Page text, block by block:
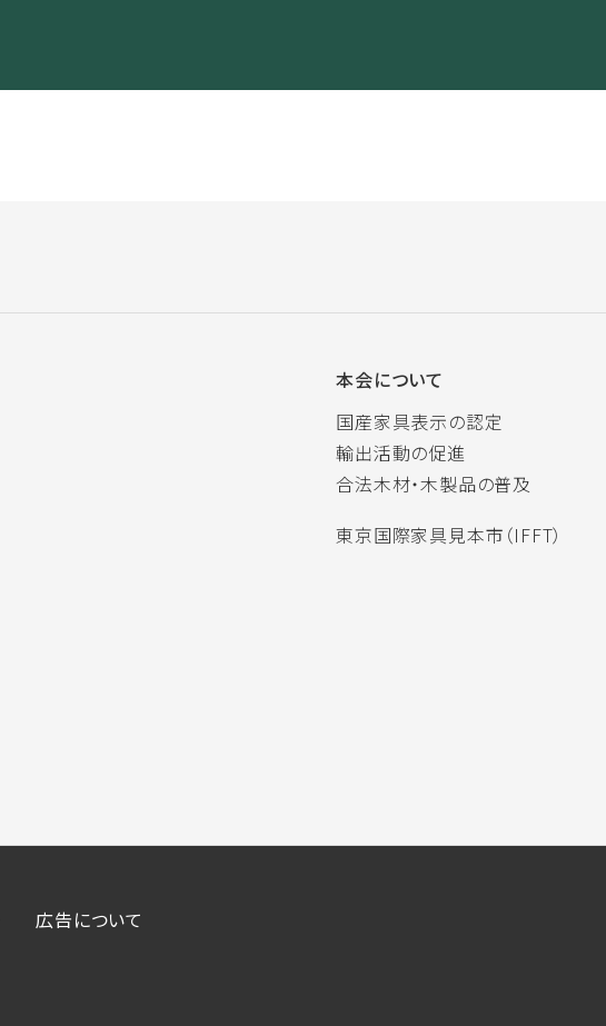
本会について
国産家具表示の認定
輸出活動の促進
合法木材・木製品の普及
東京国際家具見本市（IFFT）
広告について